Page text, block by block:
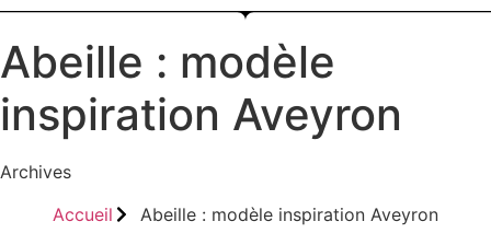
Abeille : modèle
inspiration Aveyron
Archives
Accueil
Abeille : modèle inspiration Aveyron